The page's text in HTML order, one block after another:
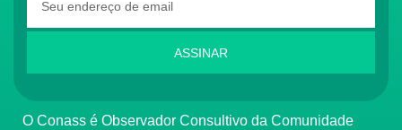
ASSINAR
O Conass é Observador Consultivo da Comunidade